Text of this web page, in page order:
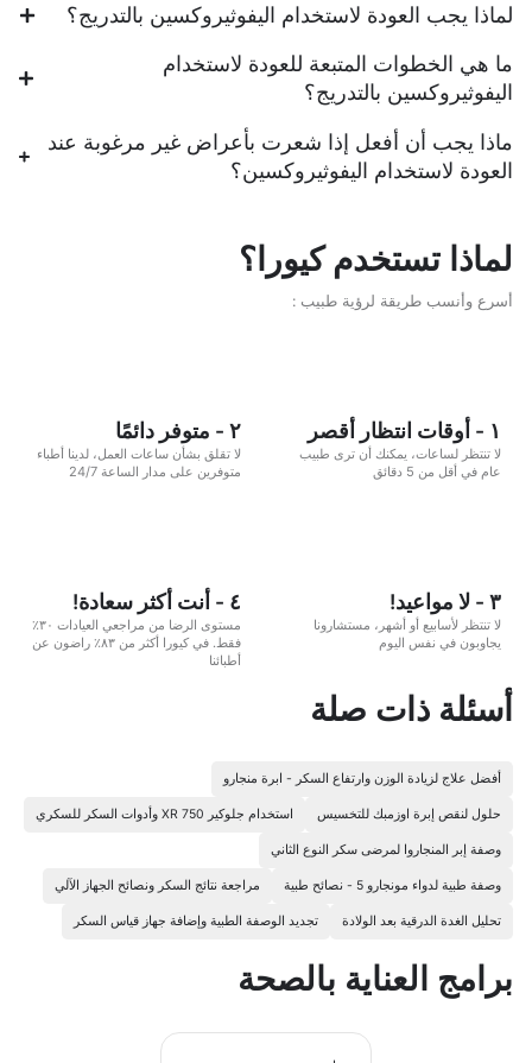
لماذا يجب العودة لاستخدام اليفوثيروكسين بالتدريج؟
ما هي الخطوات المتبعة للعودة لاستخدام
اليفوثيروكسين بالتدريج؟
ماذا يجب أن أفعل إذا شعرت بأعراض غير مرغوبة عند
العودة لاستخدام اليفوثيروكسين؟
لماذا تستخدم كيورا؟
أسرع وأنسب طريقة لرؤية طبيب :
١ - أوقات انتظار أقصر
لا تنتظر لساعات، يمكنك أن ترى طبيب
عام في أقل من 5 دقائق
٢ - متوفر دائمًا
لا تقلق بشأن ساعات العمل، لدينا أطباء
متوفرين على مدار الساعة 24/7
٣ - لا مواعيد!
لا تنتظر لأسابيع أو أشهر، مستشارونا
يجاوبون في نفس اليوم
٤ - أنت أكثر سعادة!
مستوى الرضا من مراجعي العيادات ٣٠٪
فقط. في كيورا أكثر من ٨٣٪ راضون عن
أطبائنا
أسئلة ذات صلة
أفضل علاج لزيادة الوزن وارتفاع السكر - ابرة منجارو
حلول لنقص إبرة اوزمبك للتخسيس استخدام جلوكير XR 750 وأدوات السكر للسكري
وصفة إبر المنجاروا لمرضى سكر النوع الثاني
وصفة طبية لدواء مونجارو 5 - نصائح طبية مراجعة نتائج السكر ونصائح الجهاز الآلي
تحليل الغدة الدرقية بعد الولادة تجديد الوصفة الطبية وإضافة جهاز قياس السكر
برامج العناية بالصحة